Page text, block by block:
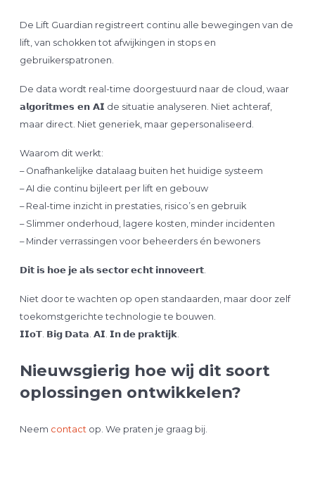
De Lift Guardian registreert continu alle bewegingen van de
lift, van schokken tot afwijkingen in stops en
gebruikerspatronen.
De data wordt real-time doorgestuurd naar de cloud, waar
𝗮𝗹𝗴𝗼𝗿𝗶𝘁𝗺𝗲𝘀 𝗲𝗻 𝗔𝗜 de situatie analyseren. Niet achteraf,
maar direct. Niet generiek, maar gepersonaliseerd.
Waarom dit werkt:
– Onafhankelijke datalaag buiten het huidige systeem
– AI die continu bijleert per lift en gebouw
– Real-time inzicht in prestaties, risico’s en gebruik
– Slimmer onderhoud, lagere kosten, minder incidenten
– Minder verrassingen voor beheerders én bewoners
𝗗𝗶𝘁 𝗶𝘀 𝗵𝗼𝗲 𝗷𝗲 𝗮𝗹𝘀 𝘀𝗲𝗰𝘁𝗼𝗿 𝗲𝗰𝗵𝘁 𝗶𝗻𝗻𝗼𝘃𝗲𝗲𝗿𝘁.
Niet door te wachten op open standaarden, maar door zelf
toekomstgerichte technologie te bouwen.
𝗜𝗜𝗼𝗧. 𝗕𝗶𝗴 𝗗𝗮𝘁𝗮. 𝗔𝗜. 𝗜𝗻 𝗱𝗲 𝗽𝗿𝗮𝗸𝘁𝗶𝗷𝗸.
Nieuwsgierig hoe wij dit soort
oplossingen ontwikkelen?
Neem contactop. We praten je graag bij.